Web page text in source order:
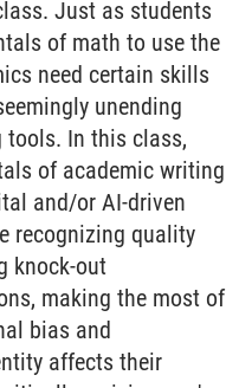
Just as students
of math to use the
need certain skills
unending
tools. In this class,
of academic writing
and/or AI-driven
recognizing quality
knock-out
making the most of
bias and
affects their